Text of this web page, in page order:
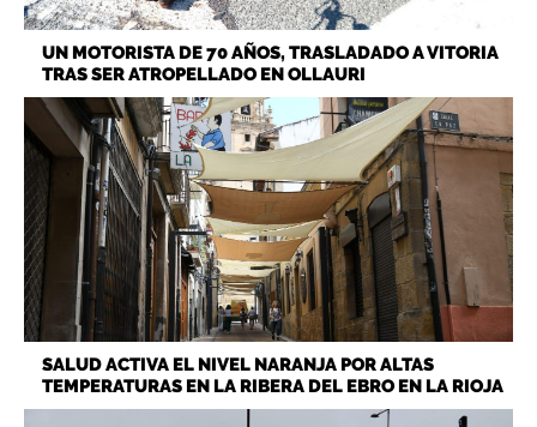
UN MOTORISTA DE 70 AÑOS, TRASLADADO A VITORIA
TRAS SER ATROPELLADO EN OLLAURI
SALUD ACTIVA EL NIVEL NARANJA POR ALTAS
TEMPERATURAS EN LA RIBERA DEL EBRO EN LA RIOJA